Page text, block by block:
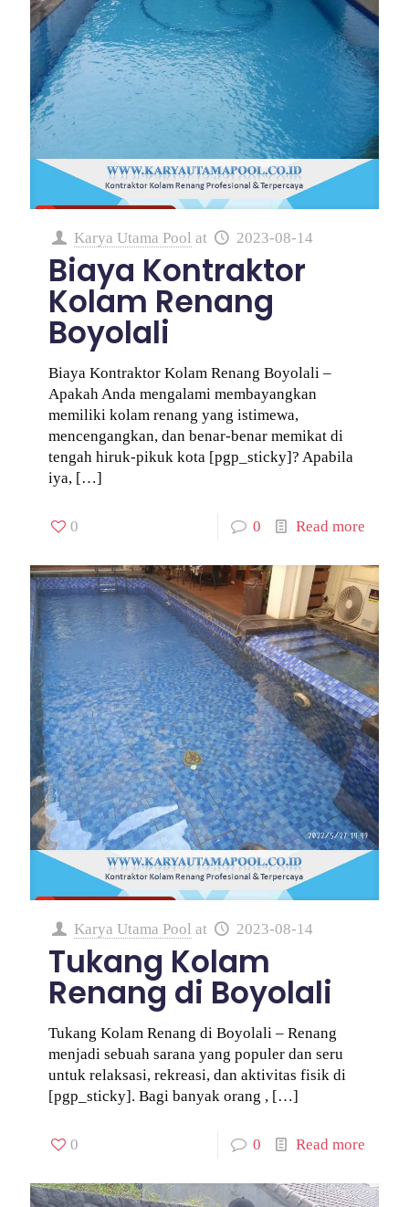
Karya Utama Pool at 2023-08-14
Biaya Kontraktor
Kolam Renang
Boyolali
Biaya Kontraktor Kolam Renang Boyolali –
Apakah Anda mengalami membayangkan
memiliki kolam renang yang istimewa,
mencengangkan, dan benar-benar memikat di
tengah hiruk-pikuk kota [pgp_sticky]? Apabila
iya, […]
0 0 Read more
Karya Utama Pool at 2023-08-14
Tukang Kolam
Renang di Boyolali
Tukang Kolam Renang di Boyolali – Renang
menjadi sebuah sarana yang populer dan seru
untuk relaksasi, rekreasi, dan aktivitas fisik di
[pgp_sticky]. Bagi banyak orang , […]
0 0 Read more